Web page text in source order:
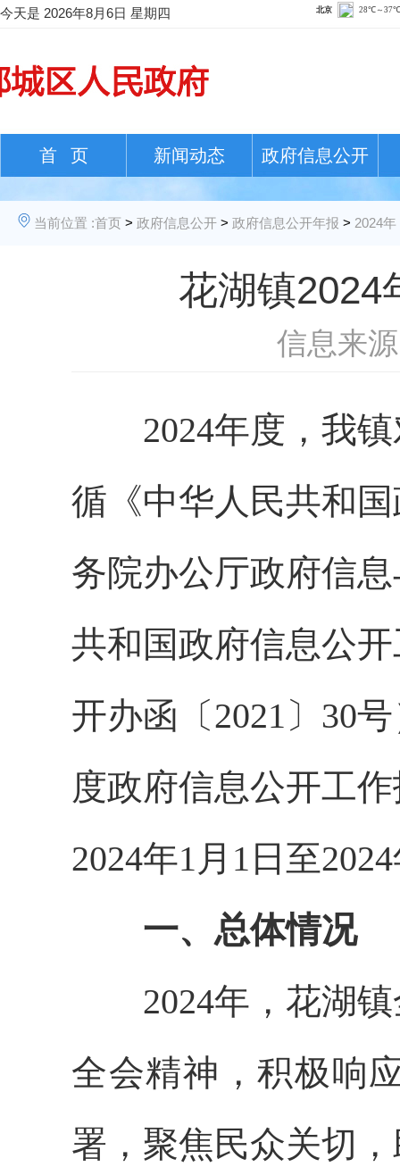
今天是 2026年8月6日 星期四
首 页 新闻动态 政府信息公开
当前位置 :首页 > 政府信息公开 > 政府信息公开年报 > 2024年
花湖镇2024
信息来
2024年度，我镇
循《中华人民共和
务院办公厅政府信
共和国政府信息公
开办函〔2021〕30
度政府信息公开工
2024年1月1日至
一、总体情况
2024年，花湖镇
全会精神，积极响
署，聚焦民众关切